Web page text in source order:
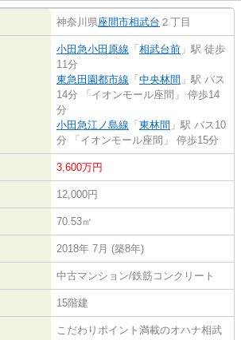
神奈川県座間市相武台 ２丁目
小田急小田原線 「 相武台前 」駅 徒歩
11分
東急田園都市線 「 中央林間 」駅 バス
14分 「イオンモール座間」 停歩14
分
小田急江ノ島線 「 東林間 」駅 バス10
分 「イオンモール座間」 停歩15分
3,600万円
12,000円
70.53㎡
2018年 7月 (築8年)
中古マンション/鉄筋コンクリート
15階建
こだわりポイント満載のオハナ相武